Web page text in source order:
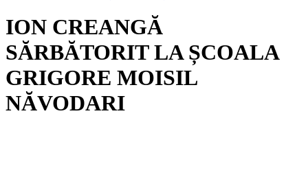
ION CREANGĂ
SĂRBĂTORIT LA ȘCOALA
GRIGORE MOISIL
NĂVODARI